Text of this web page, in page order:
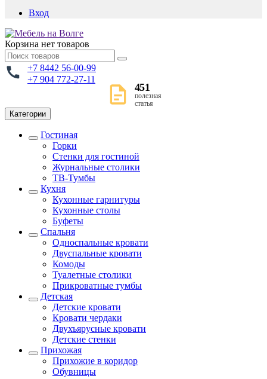
Вход
Корзина нет товаров
+7 8442 56-00-99
+7 904 772-27-11
451
полезная
статья
Категории
Гостиная
Горки
Стенки для гостиной
Журнальные столики
TВ-Тумбы
Кухня
Кухонные гарнитуры
Кухонные столы
Буфеты
Спальня
Односпальные кровати
Двуспальные кровати
Комоды
Туалетные столики
Прикроватные тумбы
Детская
Детские кровати
Кровати чердаки
Двухъярусные кровати
Детские стенки
Прихожая
Прихожие в коридор
Обувницы